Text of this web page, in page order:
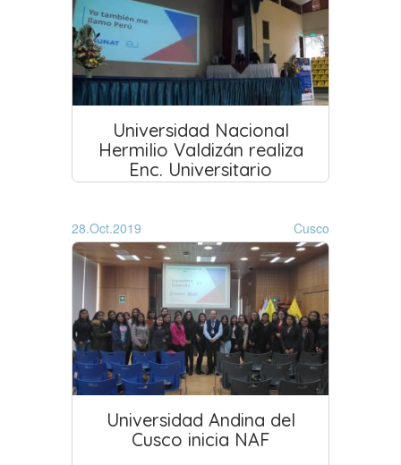
Universidad Nacional
Hermilio Valdizán realiza
Enc. Universitario
28.Oct.2019 Cusco
Universidad Andina del
Cusco inicia NAF